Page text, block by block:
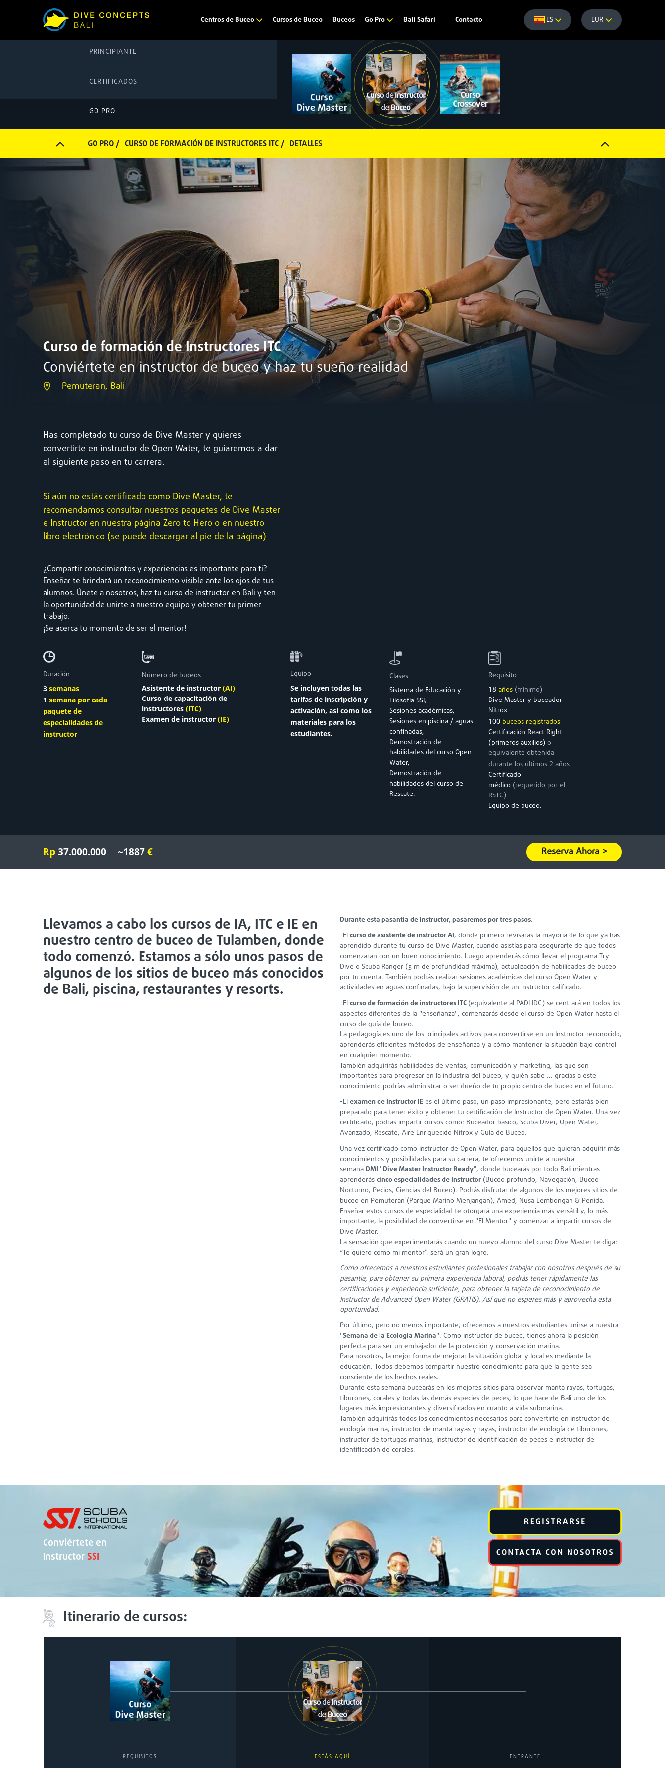
Centros de Buceo Cursos de Buceo Buceos Go Pro Bali Safari Contacto ES EUR
PRINCIPIANTE
CERTIFICADOS
GO PRO
GO PRO / CURSO DE FORMACIÓN DE INSTRUCTORES ITC / DETALLES
Curso de formación de Instructores ITC
Conviértete en instructor de buceo y haz tu sueño realidad
Pemuteran, Bali
Has completado tu curso de Dive Master y quieres
convertirte en instructor de Open Water, te guiaremos a dar
al siguiente paso en tu carrera.
Si aún no estás certificado como Dive Master, te
recomendamos consultar nuestros paquetes de Dive Master
e Instructor en nuestra página Zero to Hero o en nuestro
libro electrónico (se puede descargar al pie de la página)
¿Compartir conocimientos y experiencias es importante para ti?
Enseñar te brindará un reconocimiento visible ante los ojos de tus
alumnos. Únete a nosotros, haz tu curso de instructor en Bali y ten
la oportunidad de unirte a nuestro equipo y obtener tu primer
trabajo.
¡Se acerca tu momento de ser el mentor!
Duración
3 semanas
1 semana por cada
paquete de
especialidades de
instructor
Número de buceos
Asistente de instructor (AI)
Curso de capacitación de
instructores (ITC)
Examen de instructor (IE)
Equipo
Se incluyen todas las
tarifas de inscripción y
activación, así como los
materiales para los
estudiantes.
Clases
Sistema de Educación y
Filosofía SSI,
Sesiones académicas,
Sesiones en piscina / aguas
confinadas,
Demostración de
habilidades del curso Open
Water,
Demostración de
habilidades del curso de
Rescate.
Requisito
18 años (mínimo)
Dive Master y buceador
Nitrox
100 buceos registrados
Certificación React Right
(primeros auxilios)o
equivalente obtenida
durante los últimos 2 años
Certificado
médico (requerido por el
RSTC)
Equipo de buceo.
Rp37.000.000 ~1887€ Reserva Ahora >
Llevamos a cabo los cursos de IA, ITC e IE en
nuestro centro de buceo de Tulamben, donde
todo comenzó. Estamos a sólo unos pasos de
algunos de los sitios de buceo más conocidos
de Bali, piscina, restaurantes y resorts.
Durante esta pasantía de instructor, pasaremos por tres pasos.
-Elcurso de asistente de instructor AI, donde primero revisarás la mayoría de lo que ya has
aprendido durante tu curso de Dive Master, cuando asistías para asegurarte de que todos
comenzaran con un buen conocimiento. Luego aprenderás cómo llevar el programa Try
Dive o Scuba Ranger (5 m de profundidad máxima), actualización de habilidades de buceo
por tu cuenta. También podrás realizar sesiones académicas del curso Open Water y
actividades en aguas confinadas, bajo la supervisión de un instructor calificado.
-Elcurso de formación de instructores ITC(equivalente al PADI IDC) se centrará en todos los
aspectos diferentes de la "enseñanza", comenzarás desde el curso de Open Water hasta el
curso de guía de buceo.
La pedagogía es uno de los principales activos para convertirse en un Instructor reconocido,
aprenderás eficientes métodos de enseñanza y a cómo mantener la situación bajo control
en cualquier momento.
También adquirirás habilidades de ventas, comunicación y marketing, las que son
importantes para progresar en la industria del buceo, y quién sabe ... gracias a este
conocimiento podrías administrar o ser dueño de tu propio centro de buceo en el futuro.
-Elexamen de Instructor IEes el último paso, un paso impresionante, pero estarás bien
preparado para tener éxito y obtener tu certificación de Instructor de Open Water. Una vez
certificado, podrás impartir cursos como: Buceador básico, Scuba Diver, Open Water,
Avanzado, Rescate, Aire Enriquecido Nitrox y Guía de Buceo.
Una vez certificado como instructor de Open Water, para aquellos que quieran adquirir más
conocimientos y posibilidades para su carrera, te ofrecemos unirte a nuestra
semana DMI "Dive Master Instructor Ready", donde bucearás por todo Bali mientras
aprenderáscinco especialidades de Instructor (Buceo profundo, Navegación, Buceo
Nocturno, Pecios, Ciencias del Buceo). Podrás disfrutar de algunos de los mejores sitios de
buceo en Pemuteran (Parque Marino Menjangan), Amed, Nusa Lembongan & Penida.
Enseñar estos cursos de especialidad te otorgará una experiencia más versátil y, lo más
importante, la posibilidad de convertirse en "El Mentor" y comenzar a impartir cursos de
Dive Master.
La sensación que experimentarás cuando un nuevo alumno del curso Dive Master te diga:
“Te quiero como mi mentor”, será un gran logro.
Como ofrecemos a nuestros estudiantes profesionales trabajar con nosotros después de su
pasantía, para obtener su primera experiencia laboral, podrás tener rápidamente las
certificaciones y experiencia suficiente, para obtener la tarjeta de reconocimiento de
Instructor de Advanced Open Water (GRATIS). Así que no esperes más y aprovecha esta
oportunidad.
Por último, pero no menos importante, ofrecemos a nuestros estudiantes unirse a nuestra
"Semana de la Ecología Marina". Como instructor de buceo, tienes ahora la posición
perfecta para ser un embajador de la protección y conservación marina.
Para nosotros, la mejor forma de mejorar la situación global y local es mediante la
educación. Todos debemos compartir nuestro conocimiento para que la gente sea
consciente de los hechos reales.
Durante esta semana bucearás en los mejores sitios para observar manta rayas, tortugas,
tiburones, corales y todas las demás especies de peces, lo que hace de Bali uno de los
lugares más impresionantes y diversificados en cuanto a vida submarina.
También adquirirás todos los conocimientos necesarios para convertirte en instructor de
ecología marina, instructor de manta rayas y rayas, instructor de ecología de tiburones,
instructor de tortugas marinas, instructor de identificación de peces e instructor de
identificación de corales.
Conviértete en
Instructor SSI
Itinerario de cursos:
REQUISITOS ESTÁS AQUÍ ENTRANTE